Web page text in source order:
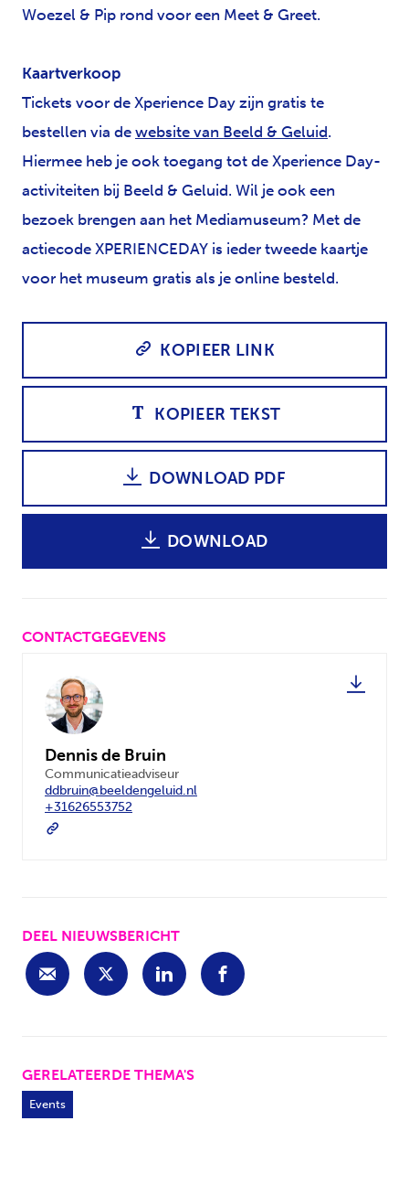
Woezel & Pip rond voor een Meet & Greet.
Kaartverkoop
Tickets voor de Xperience Day zijn gratis te
bestellen via de website van Beeld & Geluid.
Hiermee heb je ook toegang tot de Xperience Day-
activiteiten bij Beeld & Geluid. Wil je ook een
bezoek brengen aan het Mediamuseum? Met de
actiecode XPERIENCEDAY is ieder tweede kaartje
voor het museum gratis als je online besteld.
KOPIEER LINK
KOPIEER TEKST
DOWNLOAD PDF
DOWNLOAD
CONTACTGEGEVENS
Dennis de Bruin
Communicatieadviseur
ddbruin@beeldengeluid.nl
+31626553752
DEEL NIEUWSBERICHT
GERELATEERDE THEMA'S
Events